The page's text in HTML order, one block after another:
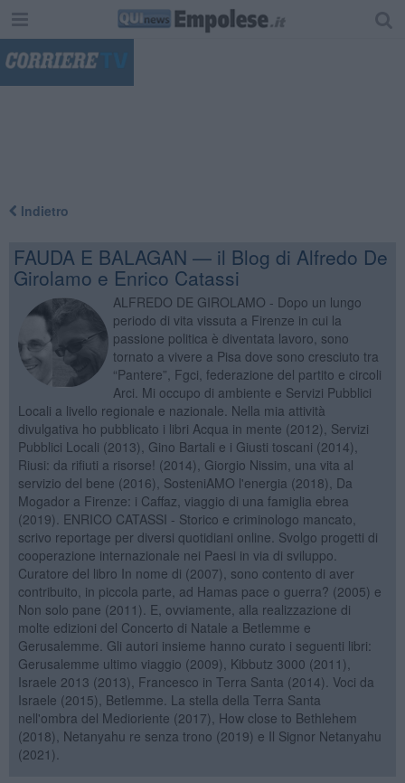
Indietro
FAUDA E BALAGAN — il Blog di Alfredo De
Girolamo e Enrico Catassi
ALFREDO DE GIROLAMO - Dopo un lungo
periodo di vita vissuta a Firenze in cui la
passione politica è diventata lavoro, sono
tornato a vivere a Pisa dove sono cresciuto tra
“Pantere”, Fgci, federazione del partito e circoli
Arci. Mi occupo di ambiente e Servizi Pubblici
Locali a livello regionale e nazionale. Nella mia attività
divulgativa ho pubblicato i libri Acqua in mente (2012), Servizi
Pubblici Locali (2013), Gino Bartali e i Giusti toscani (2014),
Riusi: da rifiuti a risorse! (2014), Giorgio Nissim, una vita al
servizio del bene (2016), SosteniAMO l'energia (2018), Da
Mogador a Firenze: i Caffaz, viaggio di una famiglia ebrea
(2019). ENRICO CATASSI - Storico e criminologo mancato,
scrivo reportage per diversi quotidiani online. Svolgo progetti di
cooperazione internazionale nei Paesi in via di sviluppo.
Curatore del libro In nome di (2007), sono contento di aver
contribuito, in piccola parte, ad Hamas pace o guerra? (2005) e
Non solo pane (2011). E, ovviamente, alla realizzazione di
molte edizioni del Concerto di Natale a Betlemme e
Gerusalemme. Gli autori insieme hanno curato i seguenti libri:
Gerusalemme ultimo viaggio (2009), Kibbutz 3000 (2011),
Israele 2013 (2013), Francesco in Terra Santa (2014). Voci da
Israele (2015), Betlemme. La stella della Terra Santa
nell'ombra del Medioriente (2017), How close to Bethlehem
(2018), Netanyahu re senza trono (2019) e Il Signor Netanyahu
(2021).